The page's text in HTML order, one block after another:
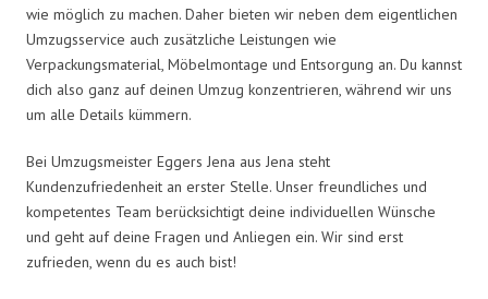
wie möglich zu machen. Daher bieten wir neben dem eigentlichen
Umzugsservice auch zusätzliche Leistungen wie
Verpackungsmaterial, Möbelmontage und Entsorgung an. Du kannst
dich also ganz auf deinen Umzug konzentrieren, während wir uns
um alle Details kümmern.
Bei Umzugsmeister Eggers Jena aus Jena steht
Kundenzufriedenheit an erster Stelle. Unser freundliches und
kompetentes Team berücksichtigt deine individuellen Wünsche
und geht auf deine Fragen und Anliegen ein. Wir sind erst
zufrieden, wenn du es auch bist!